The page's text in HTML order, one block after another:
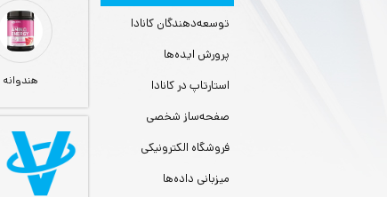
توسعه‌دهندگان کانادا
پرورش ایده‌ها
استارتاپ در کانادا
صفحه‌ساز شخصی
فروشگاه الکترونیکی
میزبانی داده‌ها
هندوانه